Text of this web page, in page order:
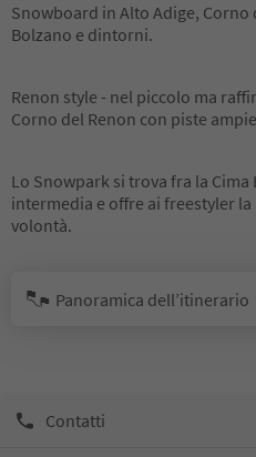
Snowboard in Alto Adige,
Bolzano e dintorni.
Renon style - nel piccolo ma
Corno del Renon con piste
Lo Snowpark si trova fra la Cima
intermedia e offre ai freestyler
volontà.
Panoramica dell’itinerario
Contatti